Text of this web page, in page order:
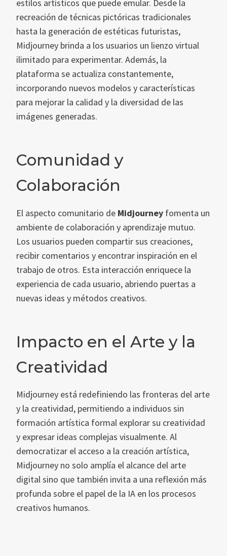
estilos artísticos que puede emular. Desde la
recreación de técnicas pictóricas tradicionales
hasta la generación de estéticas futuristas,
Midjourney brinda a los usuarios un lienzo virtual
ilimitado para experimentar. Además, la
plataforma se actualiza constantemente,
incorporando nuevos modelos y características
para mejorar la calidad y la diversidad de las
imágenes generadas.
Comunidad y
Colaboración
El aspecto comunitario de Midjourney fomenta un
ambiente de colaboración y aprendizaje mutuo.
Los usuarios pueden compartir sus creaciones,
recibir comentarios y encontrar inspiración en el
trabajo de otros. Esta interacción enriquece la
experiencia de cada usuario, abriendo puertas a
nuevas ideas y métodos creativos.
Impacto en el Arte y la
Creatividad
Midjourney está redefiniendo las fronteras del arte
y la creatividad, permitiendo a individuos sin
formación artística formal explorar su creatividad
y expresar ideas complejas visualmente. Al
democratizar el acceso a la creación artística,
Midjourney no solo amplía el alcance del arte
digital sino que también invita a una reflexión más
profunda sobre el papel de la IA en los procesos
creativos humanos.